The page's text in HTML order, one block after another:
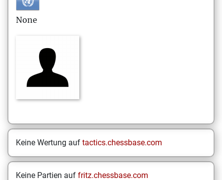
None
Keine Wertung auf tactics.chessbase.com
Keine Partien auf fritz.chessbase.com